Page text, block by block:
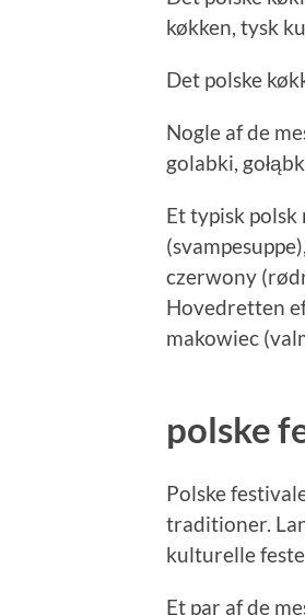
køkken, tysk
Det polske
Nogle af de
golabki,
Et typisk
czerwony
Hovedretten
makowiec
polske
Polske
traditioner.
kulturelle
Et par af de